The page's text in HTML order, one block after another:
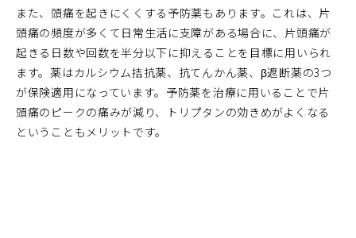
また、頭痛を起きにくくする予防薬もあります。これは、片
頭痛の頻度が多くて日常生活に支障がある場合に、片頭痛が
起きる日数や回数を半分以下に抑えることを目標に用いられ
ます。薬はカルシウム拮抗薬、抗てんかん薬、β遮断薬の3つ
が保険適用になっています。予防薬を治療に用いることで片
頭痛のピークの痛みが減り、トリプタンの効きめがよくなる
ということもメリットです。